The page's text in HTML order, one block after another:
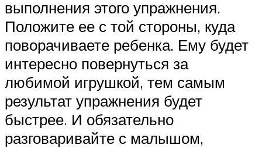
выполнения этого упражнения.
Положите ее с той стороны, куда
поворачиваете ребенка. Ему будет
интересно повернуться за
любимой игрушкой, тем самым
результат упражнения будет
быстрее. И обязательно
разговаривайте с малышом,